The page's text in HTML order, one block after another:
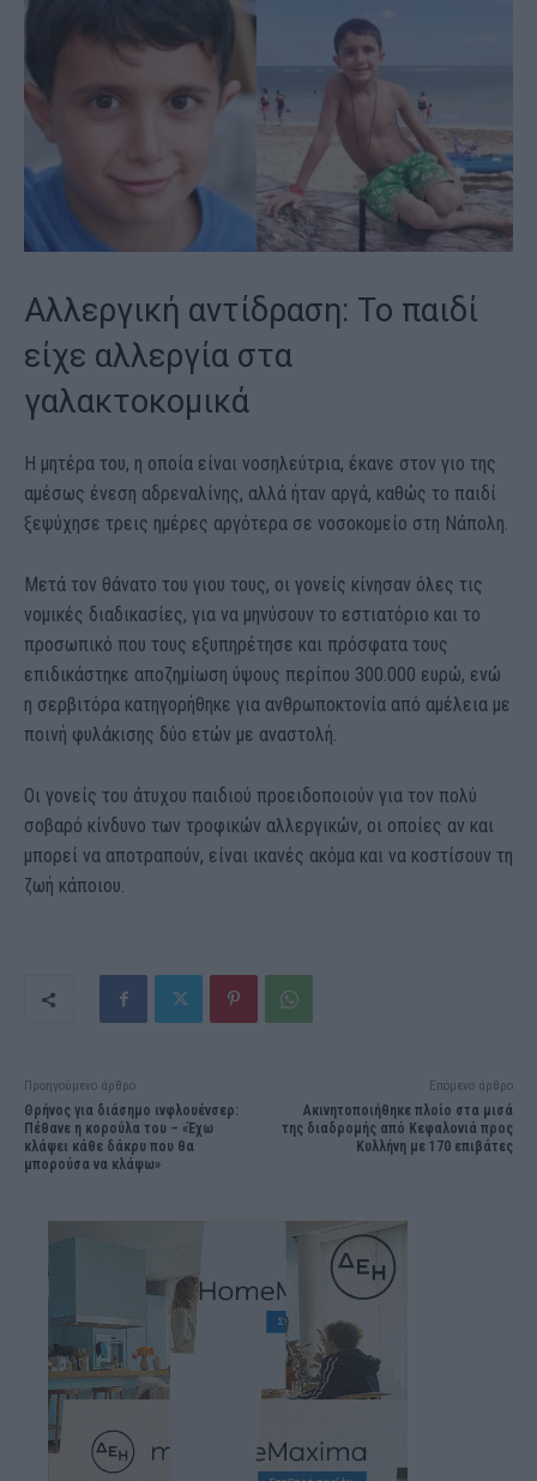
Αλλεργική αντίδραση: Το παιδί
είχε αλλεργία στα
γαλακτοκομικά
Η μητέρα του, η οποία είναι νοσηλεύτρια, έκανε στον γιο της
αμέσως ένεση αδρεναλίνης, αλλά ήταν αργά, καθώς το παιδί
ξεψύχησε τρεις ημέρες αργότερα σε νοσοκομείο στη Νάπολη.
Μετά τον θάνατο του γιου τους, οι γονείς κίνησαν όλες τις
νομικές διαδικασίες, για να μηνύσουν το εστιατόριο και το
προσωπικό που τους εξυπηρέτησε και πρόσφατα τους
επιδικάστηκε αποζημίωση ύψους περίπου 300.000 ευρώ, ενώ
η σερβιτόρα κατηγορήθηκε για ανθρωποκτονία από αμέλεια με
ποινή φυλάκισης δύο ετών με αναστολή.
Οι γονείς του άτυχου παιδιού προειδοποιούν για τον πολύ
σοβαρό κίνδυνο των τροφικών αλλεργικών, οι οποίες αν και
μπορεί να αποτραπούν, είναι ικανές ακόμα και να κοστίσουν τη
ζωή κάποιου.
Προηγούμενο άρθρο
Θρήνος για διάσημο ινφλουένσερ:
Πέθανε η κορούλα του – «Έχω
κλάψει κάθε δάκρυ που θα
μπορούσα να κλάψω»
Επόμενο άρθρο
Aκινητοποιήθηκε πλοίο στα μισά
της διαδρομής από Κεφαλονιά προς
Κυλλήνη με 170 επιβάτες